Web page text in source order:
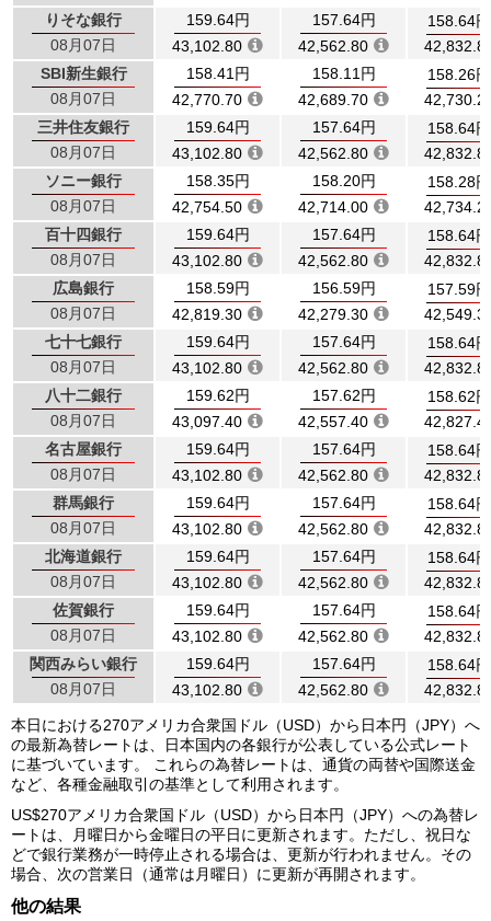
りそな銀行
08月07日
159.64円
43,102.80
157.64円
42,562.80
158.64円
SBI新生銀行
08月07日
158.41円
42,770.70
158.11円
42,689.70
158.26円
三井住友銀行
08月07日
159.64円
43,102.80
157.64円
42,562.80
158.64円
ソニー銀行
08月07日
158.35円
42,754.50
158.20円
42,714.00
158.28円
百十四銀行
08月07日
159.64円
43,102.80
157.64円
42,562.80
158.64円
広島銀行
08月07日
158.59円
42,819.30
156.59円
42,279.30
157.59円
七十七銀行
08月07日
159.64円
43,102.80
157.64円
42,562.80
158.64円
八十二銀行
08月07日
159.62円
43,097.40
157.62円
42,557.40
158.62円
名古屋銀行
08月07日
159.64円
43,102.80
157.64円
42,562.80
158.64円
群馬銀行
08月07日
159.64円
43,102.80
157.64円
42,562.80
158.64円
北海道銀行
08月07日
159.64円
43,102.80
157.64円
42,562.80
158.64円
佐賀銀行
08月07日
159.64円
43,102.80
157.64円
42,562.80
158.64円
関西みらい銀行
08月07日
159.64円
43,102.80
157.64円
42,562.80
158.64円
本日における270アメリカ合衆国ドル（USD）から日本円（JPY）へ
の最新為替レートは、日本国内の各銀行が公表している公式レート
に基づいています。 これらの為替レートは、通貨の両替や国際送金
など、各種金融取引の基準として利用されます。
US$270アメリカ合衆国ドル（USD）から日本円（JPY）への為替レ
ートは、月曜日から金曜日の平日に更新されます。ただし、祝日な
どで銀行業務が一時停止される場合は、更新が行われません。その
場合、次の営業日（通常は月曜日）に更新が再開されます。
他の結果